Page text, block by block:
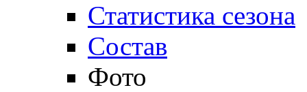
Статистика сезона
Состав
Фото